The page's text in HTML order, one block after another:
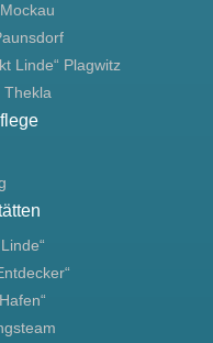
Linde“ Plagwitz
Thekla